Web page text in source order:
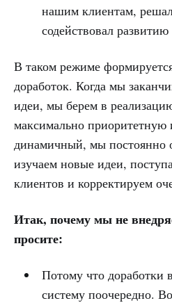
нашим клиентам,
содействовал развитию
В таком режиме
доработок. Когда мы
идеи, мы берем в
максимально
динамичный, мы постоянно
изучаем новые идеи,
клиентов и корректируем
Итак, почему мы не
просите:
Потому что доработки
систему поочередно.